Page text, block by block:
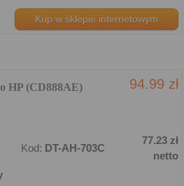
Kup w sklepie internetowym
HP (CD888AE) 94.99 zł
Kod: DT-AH-703C
77.23 zł
netto